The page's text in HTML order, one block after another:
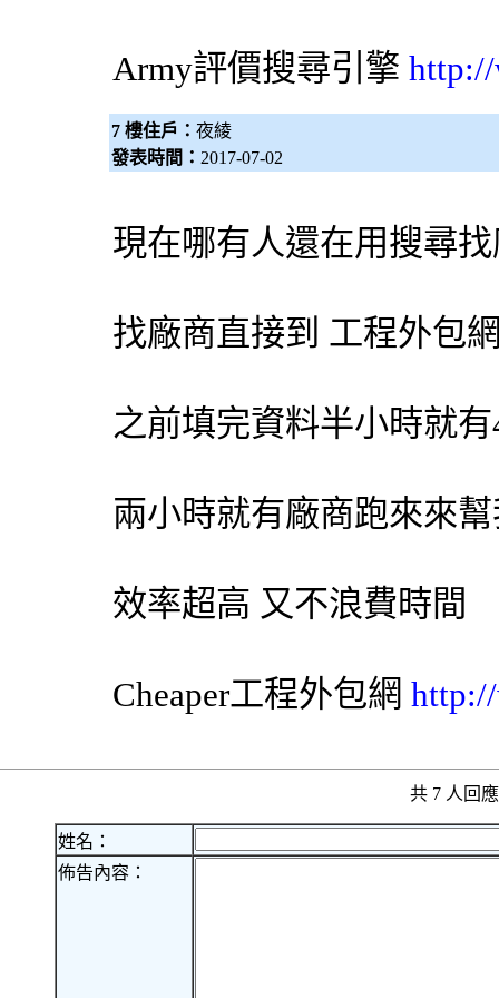
Army評價搜尋引擎
7 樓住戶： 夜綾
發表時間： 2017-07-02
現在哪有人還在用搜尋
找廠商直接到 工程外包
之前填完資料半小時就
兩小時就有廠商跑來來
效率超高 又不浪費時間
Cheaper工程外包網
共 7 人回
姓名：
佈告內容：